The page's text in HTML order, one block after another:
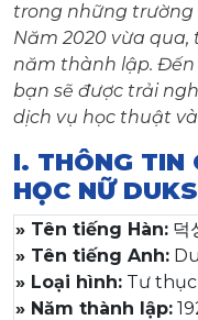
trong những trường
Năm 2020 vừa qua,
năm thành lập. Đến
bạn sẽ được trải
dịch vụ học thuật
I. THÔNG TIN
HỌC NỮ
» Tên tiếng Hàn: 덕
» Tên tiếng Anh:
» Loại hình: Tư thục
» Năm thành lập: